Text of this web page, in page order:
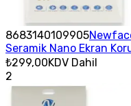
8683140109905
Seramik Nano Ekran
₺299,00KDV Dahil
2